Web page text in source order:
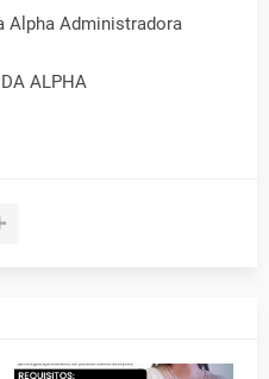
Alpha Administradora
ALPHA